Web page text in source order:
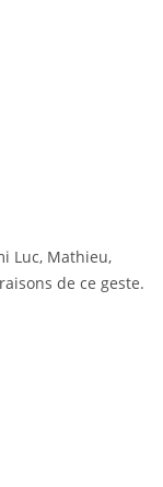
Luc, Mathieu,
de ce geste.